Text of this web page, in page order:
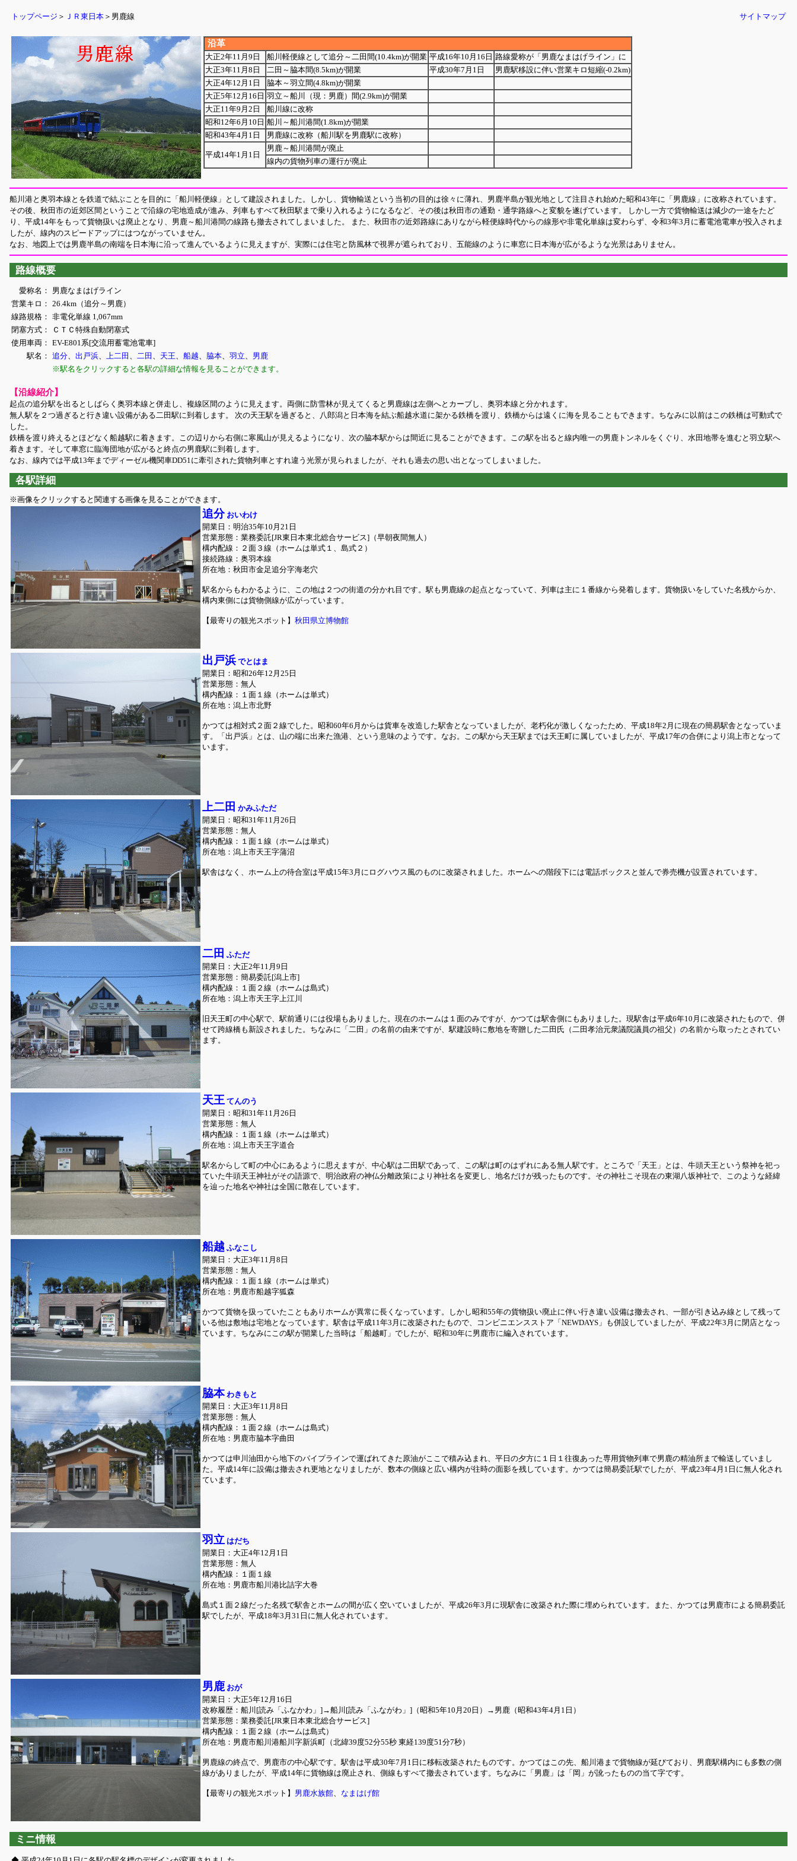
トップページ ＞ ＪＲ東日本 ＞男鹿線 サイトマップ
沿革
大正2年11月9日 船川軽便線として追分～二田間(10.4km)が開業 平成16年10月16日 路線愛称が「男鹿なまはげライン」に
大正3年11月8日
二田～脇本間(8.5km)が開業 平成30年7月1日
男鹿駅移設に伴い営業キロ短縮(-0.2km)
大正4年12月1日
脇本～羽立間(4.8km)が開業
大正5年12月16日 羽立～船川（現：男鹿）間(2.9km)が開業
大正11年9月2日
船川線に改称
昭和12年6月10日 船川～船川港間(1.8km)が開業
昭和43年4月1日
男鹿線に改称（船川駅を男鹿駅に改称）
平成14年1月1日
男鹿～船川港間が廃止
線内の貨物列車の運行が廃止
船川港と奥羽本線とを鉄道で結ぶことを目的に「船川軽便線」として建設されました。しかし、貨物輸送という当初の目的は徐々に薄れ、男鹿半島が観光地として注目され始めた昭和43年に「男鹿線」に改称されています。
その後、秋田市の近郊区間ということで沿線の宅地造成が進み、列車もすべて秋田駅まで乗り入れるようになるなど、その後は秋田市の通勤・通学路線へと変貌を遂げています。 しかし一方で貨物輸送は減少の一途をたど
り、平成14年をもって貨物扱いは廃止となり、男鹿～船川港間の線路も撤去されてしまいました。 また、秋田市の近郊路線にありながら軽便線時代からの線形や非電化単線は変わらず、令和3年3月に蓄電池電車が投入されま
したが、線内のスピードアップにはつながっていません。
なお、地図上では男鹿半島の南端を日本海に沿って進んでいるように見えますが、実際には住宅と防風林で視界が遮られており、五能線のように車窓に日本海が広がるような光景はありません。
路線概要
愛称名：
男鹿なまはげライン
営業キロ： 26.4km（追分～男鹿）
線路規格： 非電化単線 1,067mm
閉塞方式：
ＣＴＣ特殊自動閉塞式
使用車両： EV-E801系[交流用蓄電池電車]
駅名： 追分、 出戸浜、 上二田 、 二田 、 天王、 船越、 脇本、 羽立、 男鹿
※駅名をクリックすると各駅の詳細な情報を見ることができます。
【沿線紹介】
起点の追分駅を出るとしばらく奥羽本線と併走し、複線区間のように見えます。両側に防雪林が見えてくると男鹿線は左側へとカーブし、奥羽本線と分かれます。
無人駅を２つ過ぎると行き違い設備がある二田駅に到着します。 次の天王駅を過ぎると、八郎潟と日本海を結ぶ船越水道に架かる鉄橋を渡り、鉄橋からは遠くに海を見ることもできます。ちなみに以前はこの鉄橋は可動式で
した。
鉄橋を渡り終えるとほどなく船越駅に着きます。この辺りから右側に寒風山が見えるようになり、次の脇本駅からは間近に見ることができます。この駅を出ると線内唯一の男鹿トンネルをくぐり、水田地帯を進むと羽立駅へ
着きます。そして車窓に臨海団地が広がると終点の男鹿駅に到着します。
なお、線内では平成13年までディーゼル機関車DD51に牽引された貨物列車とすれ違う光景が見られましたが、それも過去の思い出となってしまいました。
各駅詳細
※画像をクリックすると関連する画像を見ることができます。
追分おいわけ
開業日：明治35年10月21日
営業形態：業務委託[JR東日本東北総合サービス]（早朝夜間無人）
構内配線：２面３線（ホームは単式１、島式２）
接続路線：奥羽本線
所在地：秋田市金足追分字海老穴
駅名からもわかるように、この地は２つの街道の分かれ目です。駅も男鹿線の起点となっていて、列車は主に１番線から発着します。貨物扱いをしていた名残からか、
構内東側には貨物側線が広がっています。
【最寄りの観光スポット】 秋田県立博物館
出戸浜 でとはま
開業日：昭和26年12月25日
営業形態：無人
構内配線：１面１線（ホームは単式）
所在地：潟上市北野
かつては相対式２面２線でした。昭和60年6月からは貨車を改造した駅舎となっていましたが、老朽化が激しくなったため、平成18年2月に現在の簡易駅舎となっていま
す。「出戸浜」とは、山の端に出来た漁港、という意味のようです。なお。この駅から天王駅までは天王町に属していましたが、平成17年の合併により潟上市となって
います。
上二田 かみふただ
開業日：昭和31年11月26日
営業形態：無人
構内配線：１面１線（ホームは単式）
所在地：潟上市天王字蒲沼
駅舎はなく、ホーム上の待合室は平成15年3月にログハウス風のものに改築されました。ホームへの階段下には電話ボックスと並んで券売機が設置されています。
二田 ふただ
開業日：大正2年11月9日
営業形態：簡易委託[潟上市]
構内配線：１面２線（ホームは島式）
所在地：潟上市天王字上江川
旧天王町の中心駅で、駅前通りには役場もありました。現在のホームは１面のみですが、かつては駅舎側にもありました。現駅舎は平成6年10月に改築されたもので、併
せて跨線橋も新設されました。ちなみに「二田」の名前の由来ですが、駅建設時に敷地を寄贈した二田氏（二田孝治元衆議院議員の祖父）の名前から取ったとされてい
ます。
天王 てんのう
開業日：昭和31年11月26日
営業形態：無人
構内配線：１面１線（ホームは単式）
所在地：潟上市天王字道合
駅名からして町の中心にあるように思えますが、中心駅は二田駅であって、この駅は町のはずれにある無人駅です。ところで「天王」とは、牛頭天王という祭神を祀っ
ていた牛頭天王神社がその語源で、明治政府の神仏分離政策により神社名を変更し、地名だけが残ったものです。その神社こそ現在の東湖八坂神社で、このような経緯
を辿った地名や神社は全国に散在しています。
船越 ふなこし
開業日：大正3年11月8日
営業形態：無人
構内配線：１面１線（ホームは単式）
所在地：男鹿市船越字狐森
かつて貨物を扱っていたこともありホームが異常に長くなっています。しかし昭和55年の貨物扱い廃止に伴い行き違い設備は撤去され、一部が引き込み線として残って
いる他は敷地は宅地となっています。駅舎は平成11年3月に改築されたもので、コンビニエンスストア「NEWDAYS」も併設していましたが、平成22年3月に閉店となっ
ています。ちなみにこの駅が開業した当時は「船越町」でしたが、昭和30年に男鹿市に編入されています。
脇本わきもと
開業日：大正3年11月8日
営業形態：無人
構内配線：１面２線（ホームは島式）
所在地：男鹿市脇本字曲田
かつては申川油田から地下のパイプラインで運ばれてきた原油がここで積み込まれ、平日の夕方に１日１往復あった専用貨物列車で男鹿の精油所まで輸送していまし
た。平成14年に設備は撤去され更地となりましたが、数本の側線と広い構内が往時の面影を残しています。かつては簡易委託駅でしたが、平成23年4月1日に無人化され
ています。
羽立 はだち
開業日：大正4年12月1日
営業形態：無人
構内配線：１面１線
所在地：男鹿市船川港比詰字大巻
島式１面２線だった名残で駅舎とホームの間が広く空いていましたが、平成26年3月に現駅舎に改築された際に埋められています。また、かつては男鹿市による簡易委託
駅でしたが、平成18年3月31日に無人化されています。
男鹿おが
開業日：大正5年12月16日
改称履歴：船川[読み「ふなかわ」]→船川[読み「ふながわ」]（昭和5年10月20日）→男鹿（昭和43年4月1日）
営業形態：業務委託[JR東日本東北総合サービス]
構内配線：１面２線（ホームは島式）
所在地：男鹿市船川港船川字新浜町（北緯39度52分55秒 東経139度51分7秒）
男鹿線の終点で、男鹿市の中心駅です。駅舎は平成30年7月1日に移転改築されたものです。かつてはこの先、船川港まで貨物線が延びており、男鹿駅構内にも多数の側
線がありましたが、平成14年に貨物線は廃止され、側線もすべて撤去されています。ちなみに「男鹿」は「岡」が訛ったものの当て字です。
【最寄りの観光スポット】 男鹿水族館、 なまはげ館
ミニ情報